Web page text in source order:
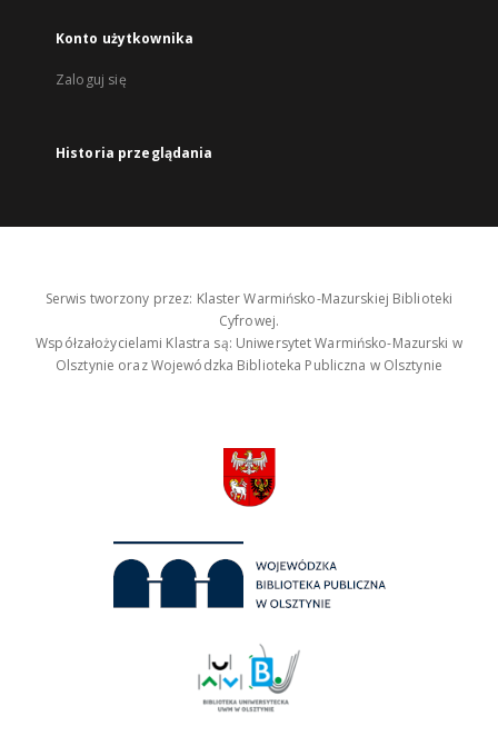
Konto użytkownika
Zaloguj się
Historia przeglądania
Serwis tworzony przez: Klaster Warmińsko-Mazurskiej Biblioteki
Cyfrowej.
Współzałożycielami Klastra są: Uniwersytet Warmińsko-Mazurski w
Olsztynie oraz Wojewódzka Biblioteka Publiczna w Olsztynie